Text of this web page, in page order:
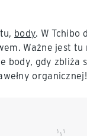
body. W Tchibo
Ważne jest tu
body, gdy zbliża
organicznej!